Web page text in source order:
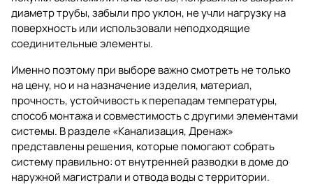
диаметр трубы, забыли про уклон, не учли нагрузку на
поверхность или использовали неподходящие
соединительные элементы.
Именно поэтому при выборе важно смотреть не только
на цену, но и на назначение изделия, материал,
прочность, устойчивость к перепадам температуры,
способ монтажа и совместимость с другими элементами
системы. В разделе«Канализация, Дренаж»
представлены решения, которые помогают собрать
систему правильно: от внутренней разводки в доме до
наружной магистрали и отвода воды с территории.